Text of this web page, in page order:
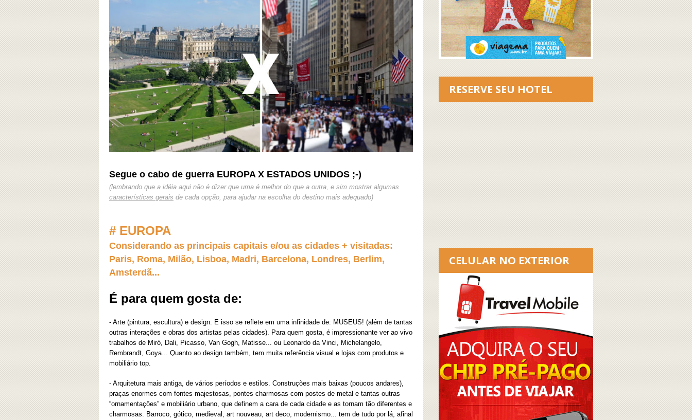
Segue o cabo de guerra EUROPA X ESTADOS UNIDOS ;-)
(lembrando que a idéia aqui não é dizer que uma é melhor do que a outra, e sim mostrar algumas
características gerais de cada opção, para ajudar na escolha do destino mais adequado)
# EUROPA
Considerando as principais capitais e/ou as cidades + visitadas:
Paris, Roma, Milão, Lisboa, Madri, Barcelona, Londres, Berlim,
Amsterdã...
É para quem gosta de:
- Arte (pintura, escultura) e design. E isso se reflete em uma infinidade de: MUSEUS! (além de tantas
outras interações e obras dos artistas pelas cidades). Para quem gosta, é impressionante ver ao vivo
trabalhos de Miró, Dali, Picasso, Van Gogh, Matisse... ou Leonardo da Vinci, Michelangelo,
Rembrandt, Goya... Quanto ao design também, tem muita referência visual e lojas com produtos e
mobiliário top.
- Arquitetura mais antiga, de vários períodos e estilos. Construções mais baixas (poucos andares),
praças enormes com fontes majestosas, pontes charmosas com postes de metal e tantas outras
“ornamentações” e mobiliário urbano, que definem a cara de cada cidade e as tornam tão diferentes e
charmosas. Barroco, gótico, medieval, art nouveau, art deco, modernismo... tem de tudo por lá, afinal
RESERVE SEU HOTEL
CELULAR NO EXTERIOR